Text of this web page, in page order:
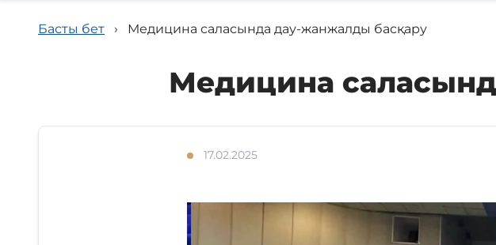
Басты бет › Медицина саласында дау-жанжалды басқару
Медицина
17.02.2025